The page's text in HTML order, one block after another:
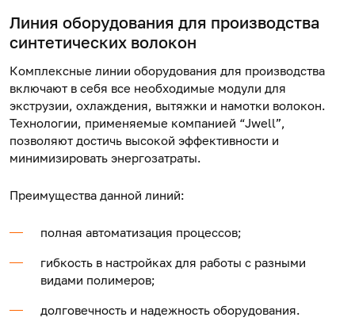
Линия оборудования для производства
синтетических волокон
Комплексные линии оборудования для производства
включают в себя все необходимые модули для
экструзии, охлаждения, вытяжки и намотки волокон.
Технологии, применяемые компанией “Jwell”,
позволяют достичь высокой эффективности и
минимизировать энергозатраты.
Преимущества данной линий:
полная автоматизация процессов;
гибкость в настройках для работы с разными
видами полимеров;
долговечность и надежность оборудования.